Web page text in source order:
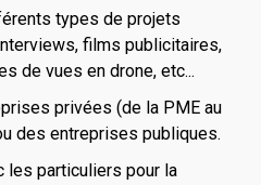
types de projets
films publicitaires,
de vues en drone, etc...
privées (de la PME au
des entreprises publiques.
les particuliers pour la